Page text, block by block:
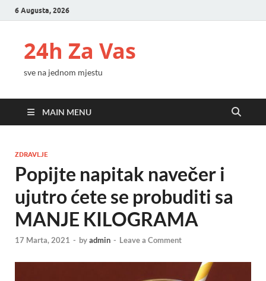
6 Augusta, 2026
24h Za Vas
sve na jednom mjestu
MAIN MENU
ZDRAVLJE
Popijte napitak navečer i
ujutro ćete se probuditi sa
MANJE KILOGRAMA
17 Marta, 2021 - byadmin - Leave a Comment